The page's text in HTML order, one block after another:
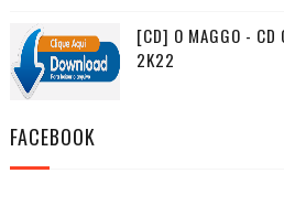
[CD] O MAGGO - CD
2K22
FACEBOOK